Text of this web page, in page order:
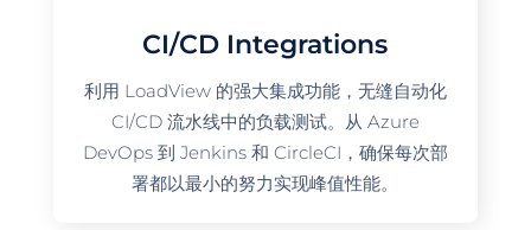
CI/CD Integrations
利用 LoadView 的强大集成功能，无缝自动化
CI/CD 流水线中的负载测试。从 Azure
DevOps 到 Jenkins 和 CircleCI，确保每次部
署都以最小的努力实现峰值性能。